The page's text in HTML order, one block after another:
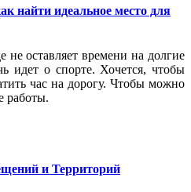
найти идеальное место для
оставляет времени на долгие
идет о спорте. Хочется, чтобы
час на дорогу. Чтобы можно
работы.
и Территорий